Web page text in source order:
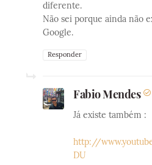
diferente.
Não sei porque ainda não
Google.
Responder
Fabio Mendes
Já existe também :
http://
DU